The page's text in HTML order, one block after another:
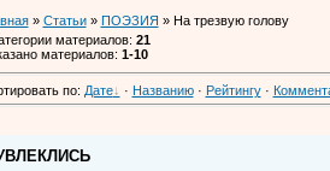
» Статьи» ПОЭЗИЯ » На трезвую голову
материалов: 21
материалов: 1-10
по: Дате · Названию· Рейтингу·